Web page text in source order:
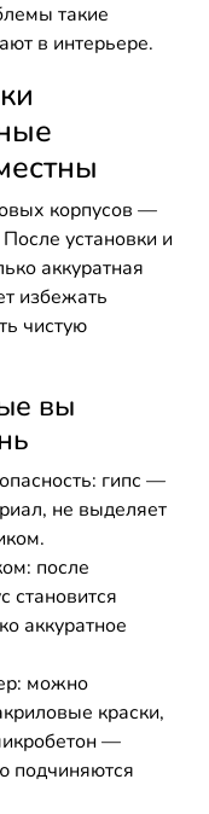
такие
в интерьере.
корпусов —
установки и
аккуратная
избежать
чистую
вы
гипс —
не выделяет
после
становится
аккуратное
можно
краски,
—
подчиняются